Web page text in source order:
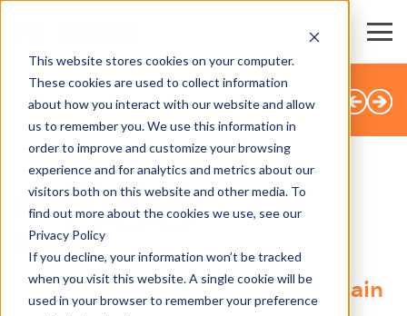
This website stores cookies on your computer.
These cookies are used to collect information
about how you interact with our website and allow
us to remember you. We use this information in
order to improve and customize your browsing
experience and for analytics and metrics about our
visitors both on this website and other media. To
find out more about the cookies we use, see our
Privacy Policy
If you decline, your information won’t be tracked
when you visit this website. A single cookie will be
used in your browser to remember your preference
TUTTE LE NOTIZIE
SHARE
10.03.2022
Mountain Planet 2022 - Mountain